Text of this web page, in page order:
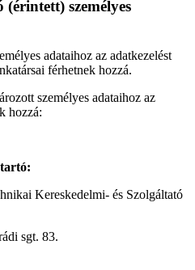
személyes
adataihoz az adatkezelést
férhetnek hozzá.
személyes adataihoz az
hozzá:
Kereskedelmi- és Szolgáltató
sgt. 83.